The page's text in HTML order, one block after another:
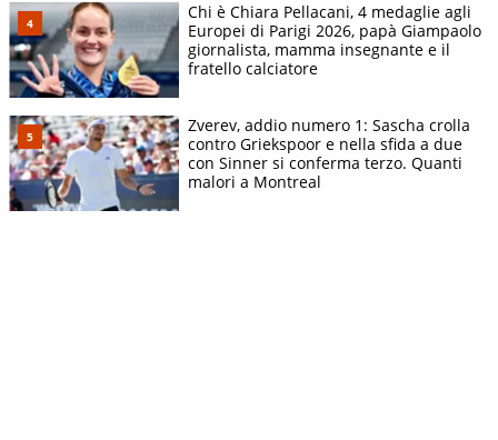
Chi è Chiara Pellacani, 4 medaglie agli
Europei di Parigi 2026, papà Giampaolo
giornalista, mamma insegnante e il
fratello calciatore
Zverev, addio numero 1: Sascha crolla
contro Griekspoor e nella sfida a due
con Sinner si conferma terzo. Quanti
malori a Montreal